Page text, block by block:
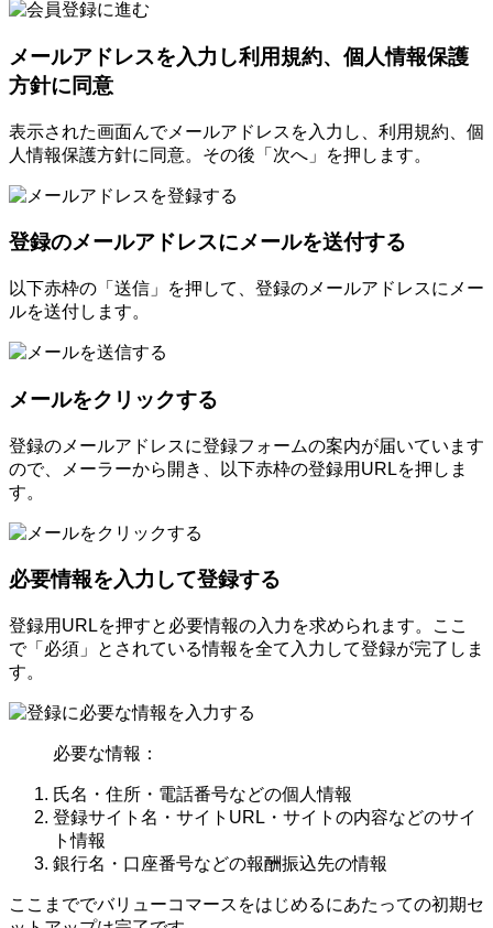
メールアドレスを入力し利用規約、個人情報保護
方針に同意
表示された画面んでメールアドレスを入力し、利用規約、個
人情報保護方針に同意。その後「次へ」を押します。
登録のメールアドレスにメールを送付する
以下赤枠の「送信」を押して、登録のメールアドレスにメー
ルを送付します。
メールをクリックする
登録のメールアドレスに登録フォームの案内が届いています
ので、メーラーから開き、以下赤枠の登録用URLを押しま
す。
必要情報を入力して登録する
登録用URLを押すと必要情報の入力を求められます。ここ
で「必須」とされている情報を全て入力して登録が完了しま
す。
必要な情報：
氏名・住所・電話番号などの個人情報
登録サイト名・サイトURL・サイトの内容などのサイ
ト情報
銀行名・口座番号などの報酬振込先の情報
ここまででバリューコマースをはじめるにあたっての初期セ